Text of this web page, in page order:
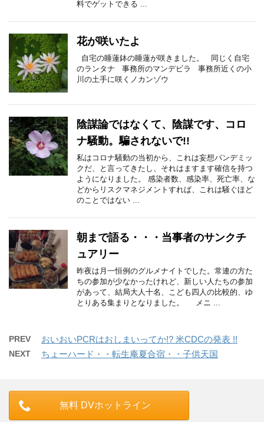
料でゲットできる ...
花が咲いたよ
自宅の睡蓮鉢の睡蓮が咲きました。 同じく自宅
のランタナ 事務所のマンデビラ 事務所近くの小
川の土手に咲くノカンゾウ
陰謀論ではなくて、陰謀です、コロ
ナ騒動。騙されないで!!
私はコロナ騒動の当初から、これは妄想パンデミッ
クだ、と言ってきたし、それはますます確信を持つ
ようになりました。 感染者数、感染率、死亡率、な
どからリスクマネジメントすれば、これは騒ぐほど
のことではない ...
朝まで語る・・・当事者のサンクチ
ュアリー
昨夜は月一恒例のグルメナイトでした。常連の方た
ちの参加が少なかったけれど、新しい人たちの参加
があって、結局大人十名、こども四人の比較的、ゆ
とりある集まりとなりました。 メニ ...
PREV おいおいPCRはおしまいってか!? 米CDCの発表 !!
NEXT ちょーハード・・転生庵夏合宿・・子供天国
無料 DVホットライン